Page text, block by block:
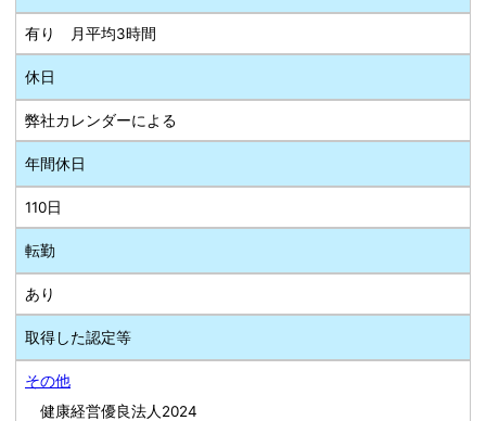
有り 月平均3時間
休日
弊社カレンダーによる
年間休日
110日
転勤
あり
取得した認定等
その他
健康経営優良法人2024